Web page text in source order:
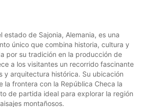
estado de Sajonia, Alemania, es una
único que combina historia, cultura y
por su tradición en la producción de
a los visitantes un recorrido fascinante
y arquitectura histórica. Su ubicación
la frontera con la República Checa la
de partida ideal para explorar la región
montañosos.